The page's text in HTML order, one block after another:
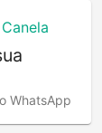
WhatsApp